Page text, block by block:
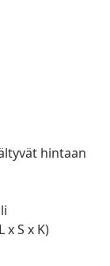
hintaan
x S x K)